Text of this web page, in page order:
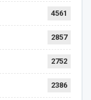
4561
2857
2752
2386